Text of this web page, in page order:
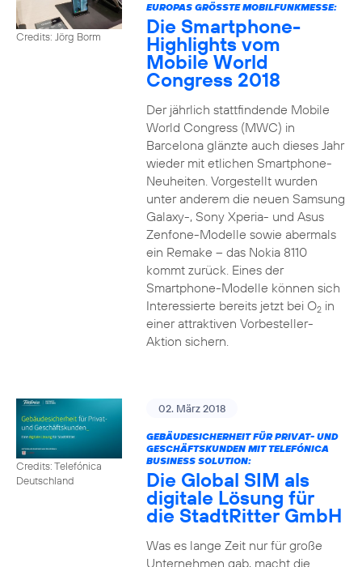
Credits: Jörg Borm
EUROPAS GRÖSSTE MOBILFUNKMESSE:
Die Smartphone-
Highlights vom
Mobile World
Congress 2018
Der jährlich stattfindende Mobile
World Congress (MWC) in
Barcelona glänzte auch dieses Jahr
wieder mit etlichen Smartphone-
Neuheiten. Vorgestellt wurden
unter anderem die neuen Samsung
Galaxy-, Sony Xperia- und Asus
Zenfone-Modelle sowie abermals
ein Remake – das Nokia 8110
kommt zurück. Eines der
Smartphone-Modelle können sich
Interessierte bereits jetzt bei O2in
einer attraktiven Vorbesteller-
Aktion sichern.
Credits: Telefónica
Deutschland
02. März 2018
GEBÄUDESICHERHEIT FÜR PRIVAT- UND
GESCHÄFTSKUNDEN MIT TELEFÓNICA
BUSINESS SOLUTION:
Die Global SIM als
digitale Lösung für
die StadtRitter GmbH
Was es lange Zeit nur für große
Unternehmen gab, macht die